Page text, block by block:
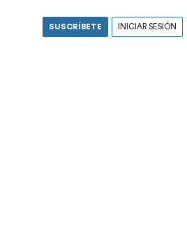
SUSCRÍBETE INICIAR SESIÓN